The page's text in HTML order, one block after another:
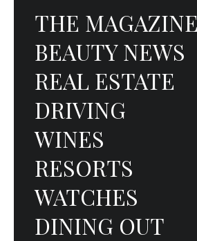
THE MAGAZINE
BEAUTY NEWS
REAL ESTATE
DRIVING
WINES
RESORTS
WATCHES
DINING OUT